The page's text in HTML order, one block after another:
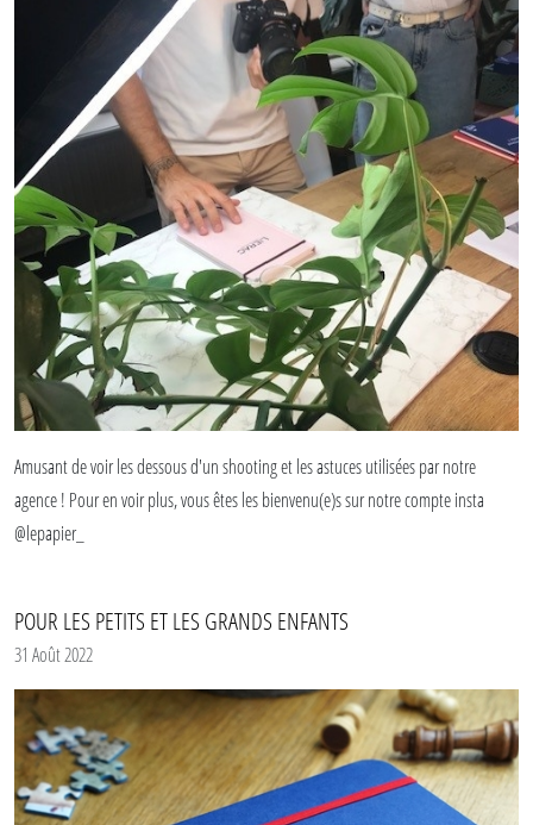
Amusant de voir les dessous d'un shooting et les astuces utilisées par notre
agence ! Pour en voir plus, vous êtes les bienvenu(e)s sur notre compte insta
@lepapier_
POUR LES PETITS ET LES GRANDS ENFANTS
31 Août 2022